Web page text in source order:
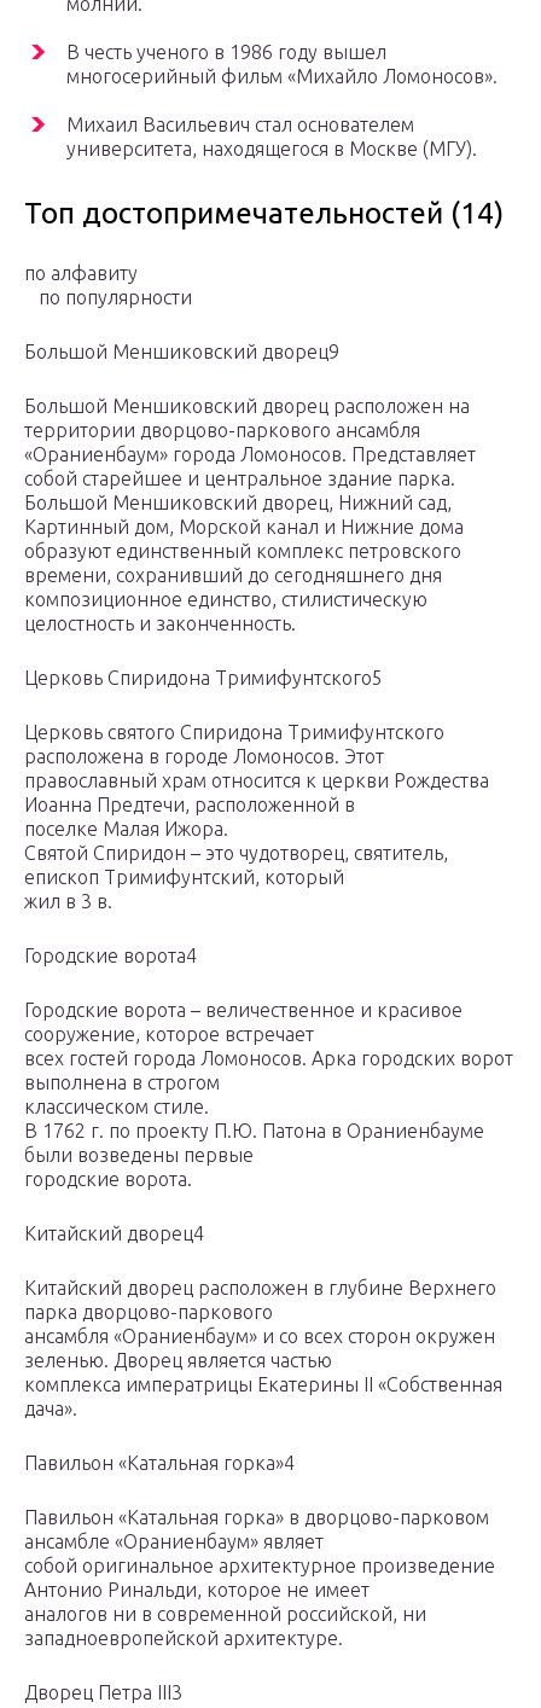
В честь ученого в 1986 году вышел
многосерийный фильм «Михайло Ломоносов».
Михаил Васильевич стал основателем
университета, находящегося в Москве (МГУ).
Топ достопримечательностей (14)
по алфавиту
по популярности
Большой Меншиковский дворец9
Большой Меншиковский дворец расположен на
территории дворцово-паркового ансамбля
«Ораниенбаум» города Ломоносов. Представляет
собой старейшее и центральное здание парка.
Большой Меншиковский дворец, Нижний сад,
Картинный дом, Морской канал и Нижние дома
образуют единственный комплекс петровского
времени, сохранивший до сегодняшнего дня
композиционное единство, стилистическую
целостность и законченность.
Церковь Спиридона Тримифунтского5
Церковь святого Спиридона Тримифунтского
расположена в городе Ломоносов. Этот
православный храм относится к церкви Рождества
Иоанна Предтечи, расположенной в
поселке Малая Ижора.
Святой Спиридон – это чудотворец, святитель,
епископ Тримифунтский, который
жил в 3 в.
Городские ворота4
Городские ворота – величественное и красивое
сооружение, которое встречает
всех гостей города Ломоносов. Арка городских ворот
выполнена в строгом
классическом стиле.
В 1762 г. по проекту П.Ю. Патона в Ораниенбауме
были возведены первые
городские ворота.
Китайский дворец4
Китайский дворец расположен в глубине Верхнего
парка дворцово-паркового
ансамбля «Ораниенбаум» и со всех сторон окружен
зеленью. Дворец является частью
комплекса императрицы Екатерины II «Собственная
дача».
Павильон «Катальная горка»4
Павильон «Катальная горка» в дворцово-парковом
ансамбле «Ораниенбаум» являет
собой оригинальное архитектурное произведение
Антонио Ринальди, которое не имеет
аналогов ни в современной российской, ни
западноевропейской архитектуре.
Дворец Петра III3